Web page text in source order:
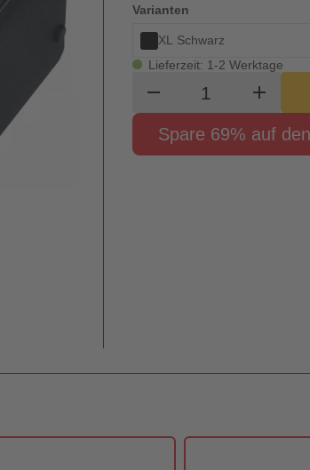
Varianten
XL Schwarz
Lieferzeit: 1-2 Werktage
remove Produktadd
Spare 69% auf